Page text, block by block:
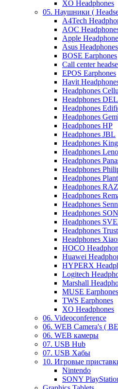
XO Headphones
05. Наушники (
A4Tech
AOC
Apple
Asus Headphones
BOSE Earphones
Call center
EPOS Earphones
Havit
Headphones
Headphones
Headphones
Headphones
Headphones HP
Headphones JBL
Headphones
Headphones
Headphones
Headphones
Headphones
Headphones
Headphones
Headphones
Headphones
Headphones
Headphones Trust
Headphones
HOCO
Huawei
HYPERX
Logitech
Marshall
MUSE Earphones
TWS Earphones
XO Headphones
06. Videoconference
06. WEB Camera's (
06. WEB камеры
07. USB Hub
07. USB Хабы
10. Игровые
Nintendo
SONY